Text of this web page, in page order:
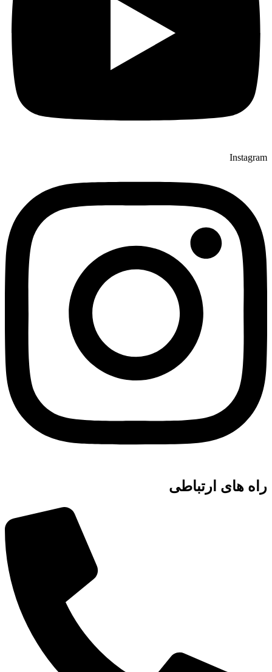
Instagram
راه های ارتباطی